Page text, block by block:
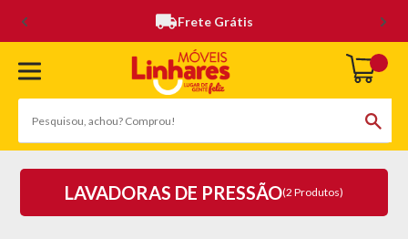
Frete Grátis
LAVADORAS DE PRESSÃO(2 Produtos)